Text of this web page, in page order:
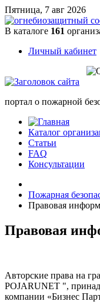
Пятница, 7 авг 2026
В каталоге 161
Личный кабинет
портал о пожарной
Каталог
Статьи
FAQ
Консультации
Пожарная
Правовая
Правовая
Авторские права на
POJARUNET ",
компании «Бизнес